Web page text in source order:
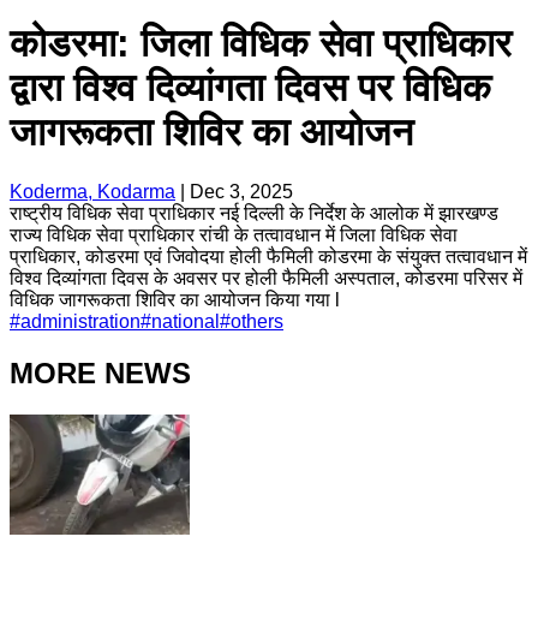
कोडरमा: जिला विधिक सेवा प्राधिकार
द्वारा विश्व दिव्यांगता दिवस पर विधिक
जागरूकता शिविर का आयोजन
Koderma, Kodarma
Dec 3, 2025
राष्ट्रीय विधिक सेवा प्राधिकार नई दिल्ली के निर्देश के आलोक में झारखण्ड
राज्य विधिक सेवा प्राधिकार रांची के तत्वावधान में जिला विधिक सेवा
प्राधिकार, कोडरमा एवं जिवोदया होली फैमिली कोडरमा के संयुक्त तत्वावधान में
विश्व दिव्यांगता दिवस के अवसर पर होली फैमिली अस्पताल, कोडरमा परिसर में
विधिक जागरूकता शिविर का आयोजन किया गया l
#administration#national #others
MORE NEWS